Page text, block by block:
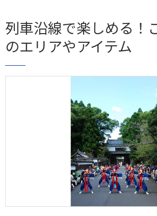
列車沿線で楽しめる！
のエリアやアイテム